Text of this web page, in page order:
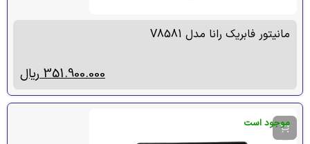
مانیتور فابریک رانا مدل V8581
351.900.000 ریال
موجود است